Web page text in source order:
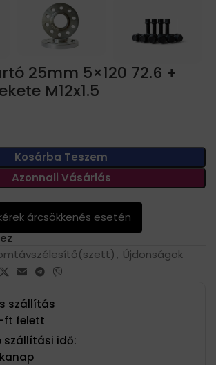
25mm 5×120 72.6 +
M12x1.5
Kosárba Teszem
Azonnali Vásárlás
árcsökkenés esetén
, Újdonságok
szállítás
ft felett
szállítási idő: